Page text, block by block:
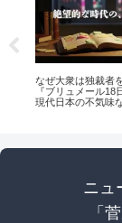
なぜ大衆は独裁者
『ブリュメール18
現代日本の不気味
ニュ
「